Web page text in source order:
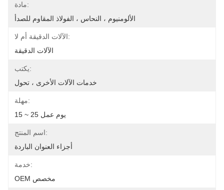
مادة:
الألومنيوم ، النحاس ، الفولاذ المقاوم للصدأ
الآلات الدقيقة أم لا:
الآلات الدقيقة
يكتب:
خدمات الآلات الأخرى ، تحول
مهلة:
15 ~ 25 يوم عمل
اسم المنتج:
أجزاء العنوان الباردة
خدمة:
OEM مخصص